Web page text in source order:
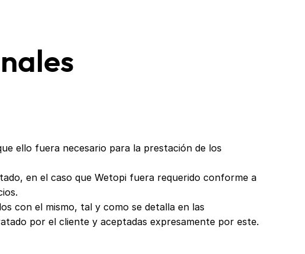
ello fuera necesario para la prestación de los
en el caso que Wetopi fuera requerido conforme a
con el mismo, tal y como se detalla en las
por el cliente y aceptadas expresamente por este.